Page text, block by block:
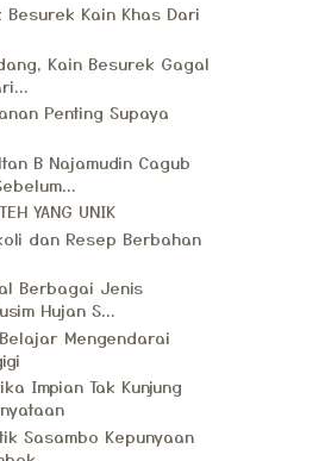
Besurek Kain Khas Dari
Kain Besurek Gagal
Penting Supaya
B Najamudin Cagub
YANG UNIK
dan Resep Berbahan
Berbagai Jenis
Hujan S...
Mengendarai
Impian Tak Kunjung
Sasambo Kepunyaan